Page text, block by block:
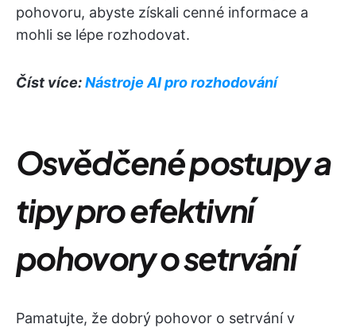
pohovoru, abyste získali cenné informace a
mohli se lépe rozhodovat.
Číst více:Nástroje AI pro rozhodování
Osvědčené postupy a
tipy pro efektivní
pohovory o setrvání
Pamatujte, že dobrý pohovor o setrvání v